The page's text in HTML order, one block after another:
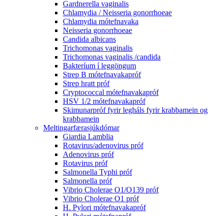
Gardnerella vaginalis
Chlamydia / Neisseria gonorrhoeae
Chlamydia mótefnavaka
Neisseria gonorrhoeae
Candida albicans
Trichomonas vaginalis
Trichomonas vaginalis /candida
Bakteríum í leggöngum
Strep B mótefnavakapróf
Strep hratt próf
Cryptococcal mótefnavakapróf
HSV 1/2 mótefnavakapróf
Skimunarpróf fyrir legháls fyrir krabbamein og
krabbamein
Meltingarfærasjúkdómar
Giardia Lamblia
Rotavirus/adenovirus próf
Adenovirus próf
Rotavirus próf
Salmonella Typhi próf
Salmonella próf
Vibrio Cholerae O1/O139 próf
Vibrio Cholerae O1 próf
H. Pylori mótefnavakapróf